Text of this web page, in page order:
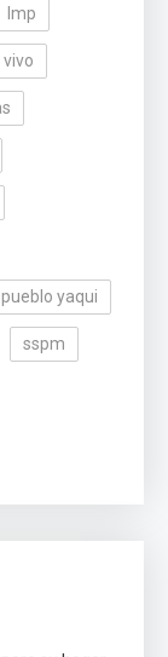
lmp
pueblo yaqui
sspm